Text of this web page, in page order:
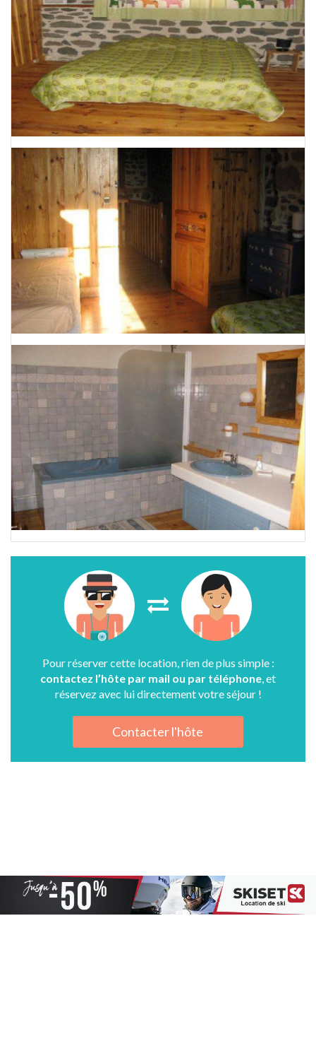
Pour réserver cette location, rien de plus simple :
contactez l’hôte par mail ou par téléphone, et
réservez avec lui directement votre séjour !
Contacter l'hôte